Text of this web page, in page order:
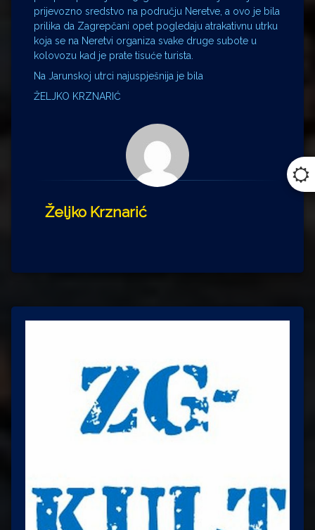
prijevozno sredstvo na području Neretve, a ovo je bila
prilika da Zagrepčani opet pogledaju atrakativnu utrku
koja se na Neretvi organiza svake druge subote u
kolovozu kad je prate tisuće turista.
Na Jarunskoj utrci najuspješnija je bila
ŽELJKO KRZNARIĆ
Željko Krznarić